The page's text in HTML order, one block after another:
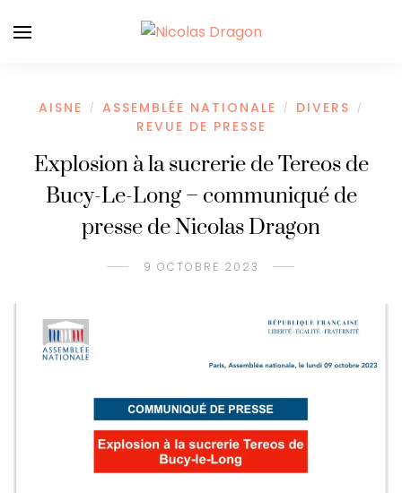
AISNE / ASSEMBLÉE NATIONALE / DIVERS /
REVUE DE PRESSE
Explosion à la sucrerie de Tereos de
Bucy-Le-Long – communiqué de
presse de Nicolas Dragon
9 OCTOBRE 2023